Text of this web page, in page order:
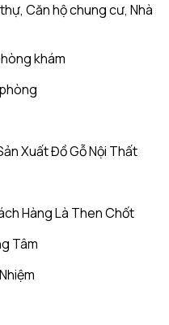
Căn hộ chung cư, Nhà
khám
Xuất Đồ Gỗ Nội Thất
Hàng Là Then Chốt
Tâm